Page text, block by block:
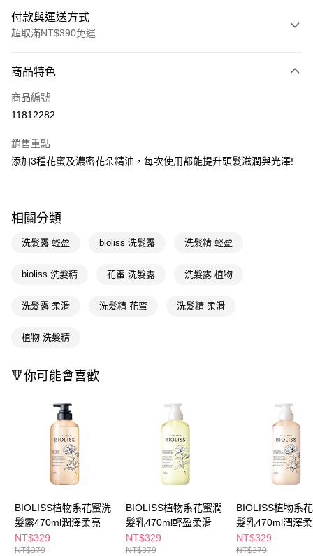
付款與運送方式
超取滿NT$390免運
POYA支付
信用卡一次付款
LINE Pay
街口支付
相關說明
AFTEE先享後付是「在收到商品之後才付款」的支付方式。 讓您購物簡單
２．便利：只要手機號碼，簡訊認證，即可結帳。
３．安心：先確認商品／服務後，再付款。
【「AFTEE先享後付」結帳流程】
１．於結帳方式選擇「AFTEE先享後付」後，將跳轉至「AFTEE先享後付」
結帳頁面，進行簡訊認證並確認金額後，即可完成結帳。
２．訂單成立數日內，您將收到繳費通知簡訊。
３．收到繳費通知簡訊後14天內，點擊此簡訊中的連結，可透過四大超商／
ATM／網路銀行／等多元方式進行付款，方視為交易完成。
※ 請注意：結帳手續完成當下不需立刻繳費，但若您需要取消訂單，請聯絡
後付繳納相關費用。
※ 交易是否成功請以「AFTEE先享後付 」之結帳頁面顯示為準，若有關於
是否繳費成功／繳費後需取消欲退款等相關疑問，請聯繫「AFTEE先享後付
客戶支援中心」
https://netprotections.freshdesk.com/support/home
即享券
每筆NT$65，滿NT$390(含以上)免運費
付款後全家取貨
每筆NT$65，滿NT$390(含以上)免運費
萊爾富取貨付款
付款後萊爾富取貨
每筆NT$65，滿NT$490(含以上)免運費
商品特色
商品編號
11812282
銷售重點
添加3種花蜜及濃密花朵精油，每次使用都能提升頭髮滋潤與光澤!
相關分類
洗髮露 輕盈 bioliss 洗髮露 洗髮精 輕盈
bioliss 洗髮精 花蜜 洗髮露 洗髮露 植物
洗髮露 柔滑 洗髮精 花蜜 洗髮精 柔滑
植物 洗髮精
🔻你可能會喜歡
BIOLISS植物系花蜜洗
髮露470ml潤澤柔亮
NT$329
NT$379
BIOLISS植物系花蜜潤
髮乳470ml輕盈柔滑
NT$329
NT$379
BIOLISS植物系
髮乳470ml潤澤
NT$329
NT$379